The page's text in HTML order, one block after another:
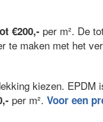
€200,- per m². De
te maken met het
kiezen. EPDM
per m². Voor een